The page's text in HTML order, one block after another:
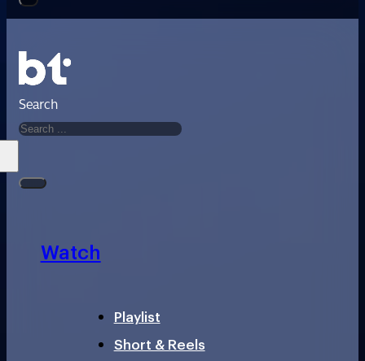
Search
Watch
Playlist
Short & Reels